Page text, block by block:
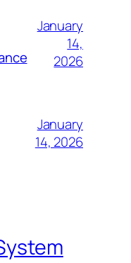
January
14,
2026
January
14, 2026